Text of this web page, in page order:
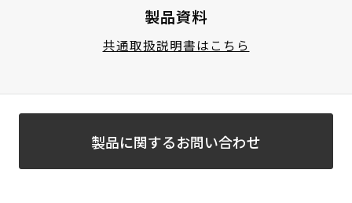
製品資料
共通取扱説明書はこちら
製品に関するお問い合わせ